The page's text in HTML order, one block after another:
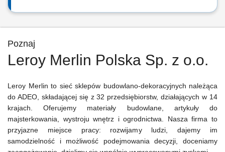
Poznaj
Leroy Merlin Polska Sp. z o.o.
Leroy Merlin to sieć sklepów budowlano-dekoracyjnych należąca
do ADEO, składającej się z 32 przedsiębiorstw, działających w 14
krajach. Oferujemy materiały budowlane, artykuły do
majsterkowania, wystroju wnętrz i ogrodnictwa. Nasza firma to
przyjazne miejsce pracy: rozwijamy ludzi, dajemy im
samodzielność i możliwość podejmowania decyzji, doceniamy